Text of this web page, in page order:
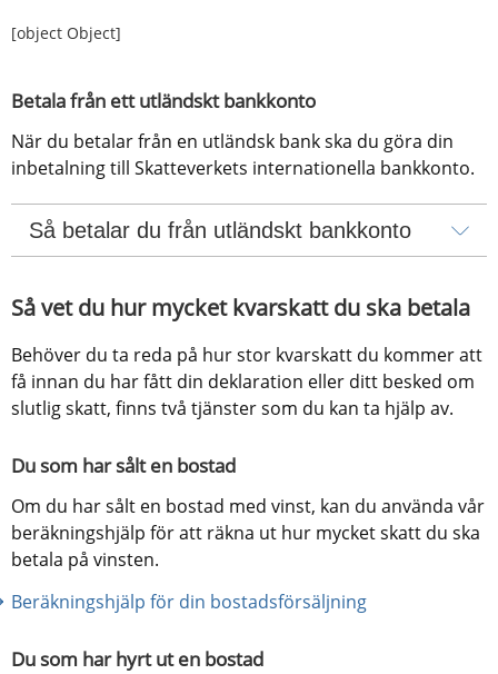
[object Object]
Betala från ett utländskt bankkonto
När du betalar från en utländsk bank ska du göra din
inbetalning till Skatteverkets internationella bankkonto.
Så betalar du från utländskt bankkonto
Så vet du hur mycket kvarskatt du ska betala
Behöver du ta reda på hur stor kvarskatt du kommer att
få innan du har fått din deklaration eller ditt besked om
slutlig skatt, finns två tjänster som du kan ta hjälp av.
Du som har sålt en bostad
Om du har sålt en bostad med vinst, kan du använda vår
beräkningshjälp för att räkna ut hur mycket skatt du ska
betala på vinsten.
Beräkningshjälp för din bostadsförsäljning
Du som har hyrt ut en bostad